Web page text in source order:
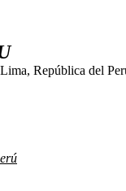
República del